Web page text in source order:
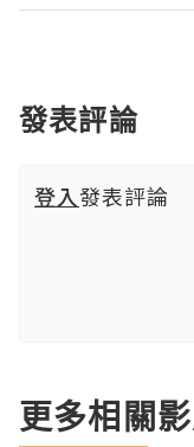
發表評論
登入發表評論
更多相關